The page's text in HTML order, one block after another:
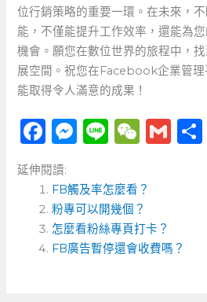
位行銷策略的重要一環。在未來，
能，不僅能提升工作效率，還能為
機會。願您在數位世界的旅程中，
展空間。祝您在Facebook企業管理
能取得令人滿意的成果！
F
a
c
e
b
o
M
ss
e
n
g
Li
e
W
C
h
a
t
G
延伸閱讀:
FB觸及率怎麼看？
粉專可以開幾個？
怎麼看粉絲專頁打卡？
FB廣告暫停還會收費嗎？